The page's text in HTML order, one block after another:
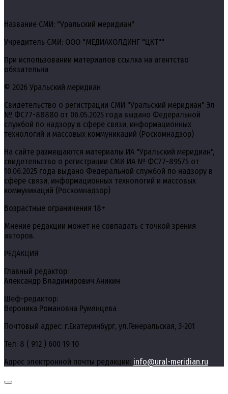
Название СМИ: "Уральский меридиан"
Учредитель СМИ: ООО "МЕДИАХОЛДИНГ "ЦКТ""
При использовании материалов ссылка на агентство
обязательна
© 2026 Уральский меридиан
Свидетельство о регистрации СМИ "Уральский меридиан" Эл
№ ФС77-88880 от 06.05.2025 года выдано Федеральной
службой по надзору в сфере связи, информационных
технологий и массовых коммуникаций (Роскомнадзор)
На сайте размещаются материалы ИА "Уральский меридиан",
свидетельство о регистрации СМИ ИА № ФС77-89575 от
10.06.2025 года выдано Федеральной службой по надзору в
сфере связи, информационных технологий и массовых
коммуникаций (Роскомнадзор)
Возрастные ограничения 18+
Мнение редакции может не совпадать с точкой зрения
авторов.
РЕДАКЦИЯ
Главный редактор:
Александр Владимирович Аникин
Шеф-редактор:
Вероника Романовна Румянцева
Почтовый адрес: г.Екатеринбург, ул.Генеральская, 3-201
Тел: 8 ( 912 ) 600 19 10
Адрес электронной почты редакции: info@ural-meridian.ru